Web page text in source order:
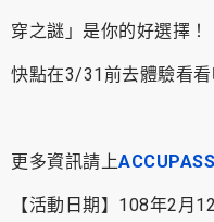
穿之謎」是你的好選擇！
快點在3/31前去體驗看看
更多資訊請上
【活動日期】108年2月